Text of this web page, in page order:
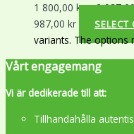
1 800,00 kr – 2
987,00 kr
SELECT
variants. The options
Vårt engagemang
Vi är dedikerade till att:
Tillhandahålla